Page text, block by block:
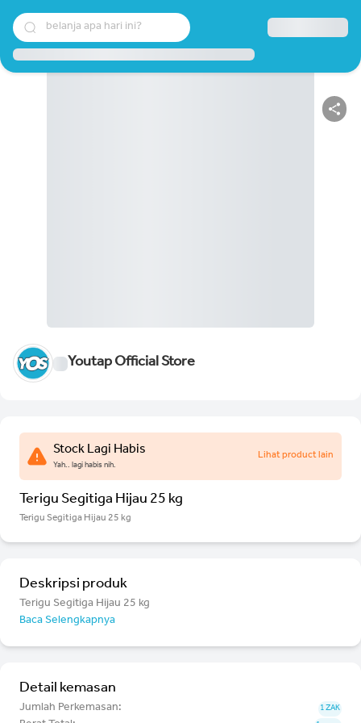
belanja apa hari ini?
Youtap Official Store
Stock Lagi Habis
Yah.. lagi habis nih.
Lihat product lain
Terigu Segitiga Hijau 25 kg
Terigu Segitiga Hijau 25 kg
Deskripsi produk
Terigu Segitiga Hijau 25 kg
Baca Selengkapnya
Detail kemasan
Jumlah Perkemasan: 1 ZAK